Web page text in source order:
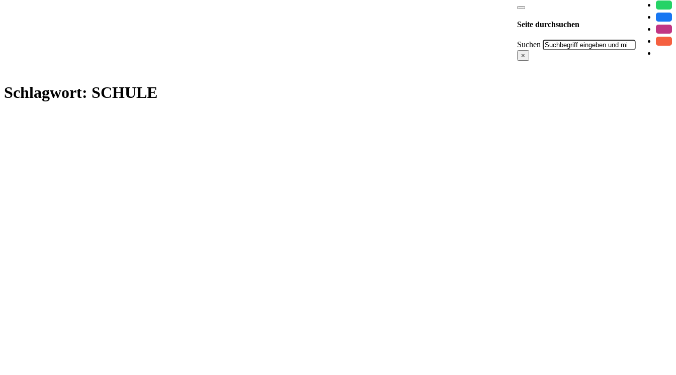
Seite durchsuchen
Suchen
×
Schlagwort: SCHULE